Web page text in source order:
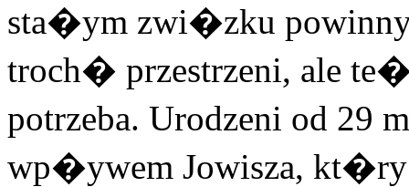
sta�ym zwi�zku
troch� przestrzeni, ale
potrzeba. Urodzeni od 29
wp�ywem Jowisza,